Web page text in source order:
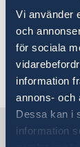
Vi använder
och
för sociala
information
annons- och
Dessa kan i
information
Hälso- och
Lokala
Kriminalitet
En
vid
Senast